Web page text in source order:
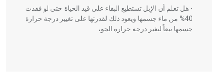
- هل تعلم أن الإبل تستطيع البقاء على قيد الحياة حتى لو فقدت
40% من ماء جسمها ويعود ذلك لقدرتها على تغيير درجة حرارة
جسمها تبعاً لتغير درجة حرارة الجو،